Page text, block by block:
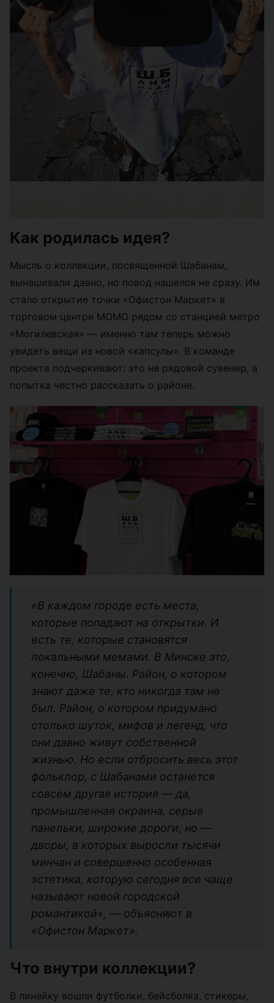
Как родилась идея?
Мысль о коллекции, посвященной Шабанам,
вынашивали давно, но повод нашелся не сразу. Им
стало открытие точки «Офистон Маркет» в
торговом центре МОМО рядом со станцией метро
«Могилевская» — именно там теперь можно
увидеть вещи из новой «капсулы». В команде
проекта подчеркивают: это не рядовой сувенир, а
попытка честно рассказать о районе.
«В каждом городе есть места,
которые попадают на открытки. И
есть те, которые становятся
локальными мемами. В Минске это,
конечно, Шабаны. Район, о котором
знают даже те, кто никогда там не
был. Район, о котором придумано
столько шуток, мифов и легенд, что
они давно живут собственной
жизнью. Но если отбросить весь этот
фольклор, с Шабанами останется
совсем другая история — да,
промышленная окраина, серые
панельки, широкие дороги, но —
дворы, в которых выросли тысячи
минчан и совершенно особенная
эстетика, которую сегодня все чаще
называют новой городской
романтикой», — объясняют в
«Офистон Маркет».
Что внутри коллекции?
В линейку вошли футболки, бейсболка, стикеры,